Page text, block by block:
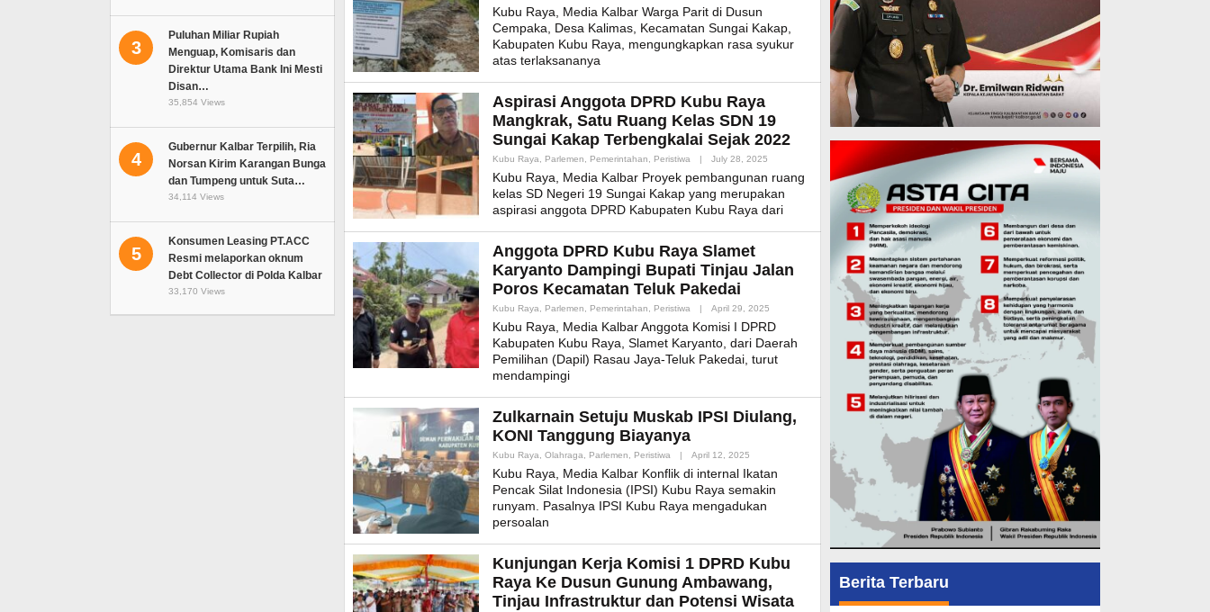
3
Puluhan Miliar Rupiah
Menguap, Komisaris dan
Direktur Utama Bank Ini Mesti
Disan…
35,854 Views
4
Gubernur Kalbar Terpilih, Ria
Norsan Kirim Karangan Bunga
dan Tumpeng untuk Suta…
34,114 Views
5
Konsumen Leasing PT.ACC
Resmi melaporkan oknum
Debt Collector di Polda Kalbar
33,170 Views
Kubu Raya, Media Kalbar Warga Parit di Dusun
Cempaka, Desa Kalimas, Kecamatan Sungai Kakap,
Kabupaten Kubu Raya, mengungkapkan rasa syukur
atas terlaksananya
Aspirasi Anggota DPRD Kubu Raya
Mangkrak, Satu Ruang Kelas SDN 19
Sungai Kakap Terbengkalai Sejak 2022
Kubu Raya, Parlemen, Pemerintahan, Peristiwa | July 28, 2025
Kubu Raya, Media Kalbar Proyek pembangunan ruang
kelas SD Negeri 19 Sungai Kakap yang merupakan
aspirasi anggota DPRD Kabupaten Kubu Raya dari
Anggota DPRD Kubu Raya Slamet
Karyanto Dampingi Bupati Tinjau Jalan
Poros Kecamatan Teluk Pakedai
Kubu Raya, Parlemen, Pemerintahan, Peristiwa | April 29, 2025
Kubu Raya, Media Kalbar Anggota Komisi I DPRD
Kabupaten Kubu Raya, Slamet Karyanto, dari Daerah
Pemilihan (Dapil) Rasau Jaya-Teluk Pakedai, turut
mendampingi
Zulkarnain Setuju Muskab IPSI Diulang,
KONI Tanggung Biayanya
Kubu Raya, Olahraga, Parlemen, Peristiwa | April 12, 2025
Kubu Raya, Media Kalbar Konflik di internal Ikatan
Pencak Silat Indonesia (IPSI) Kubu Raya semakin
runyam. Pasalnya IPSI Kubu Raya mengadukan
persoalan
Kunjungan Kerja Komisi 1 DPRD Kubu
Raya Ke Dusun Gunung Ambawang,
Tinjau Infrastruktur dan Potensi Wisata
Berita Terbaru